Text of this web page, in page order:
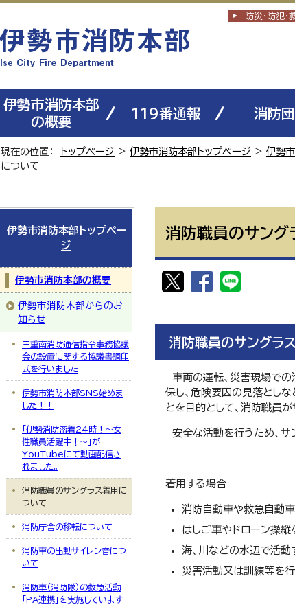
防災・防犯・
伊勢市消防本部
の概要
119番通報 消防団
現在の位置： トップページ > 伊勢市消防本部トップページ > 伊勢
について
消防職員のサング
消防職員のサングラ
車両の運転、災害現場での
保し、危険要因の見落とし
とを目的として、消防職員
安全な活動を行うため、サ
着用する場合
消防自動車や救急自動
はしご車やドローン操
海、川などの水辺で活動
災害活動又は訓練等を
伊勢市消防本部トップペー
ジ
伊勢市消防本部の概要
伊勢市消防本部からのお
知らせ
三重南消防通信指令事務協議
会の設置に関する協議書調印
式を行いました
伊勢市消防本部SNS始めま
した！！
「伊勢消防密着24時！〜女
性職員活躍中！～」が
YouTubeにて動画配信さ
れました。
消防職員のサングラス着用に
ついて
消防庁舎の移転について
消防車の出動サイレン音につ
いて
消防車（消防隊）の救急活動
「PA連携」を実施しています